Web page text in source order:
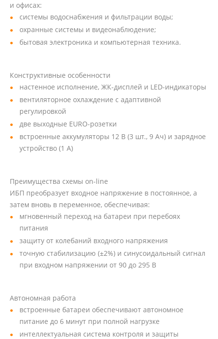
и офисах:
системы водоснабжения и фильтрации воды;
охранные системы и видеонаблюдение;
бытовая электроника и компьютерная техника.
Конструктивные особенности
настенное исполнение, ЖК-дисплей и LED-индикаторы
вентиляторное охлаждение с адаптивной
регулировкой
две выходные EURO-розетки
встроенные аккумуляторы 12 В (3 шт., 9 Ач) и зарядное
устройство (1 А)
Преимущества схемы on-line
ИБП преобразует входное напряжение в постоянное, а
затем вновь в переменное, обеспечивая:
мгновенный переход на батареи при перебоях
питания
защиту от колебаний входного напряжения
точную стабилизацию (±2%) и синусоидальный сигнал
при входном напряжении от 90 до 295 В
Автономная работа
встроенные батареи обеспечивают автономное
питание до 6 минут при полной нагрузке
интеллектуальная система контроля и защиты